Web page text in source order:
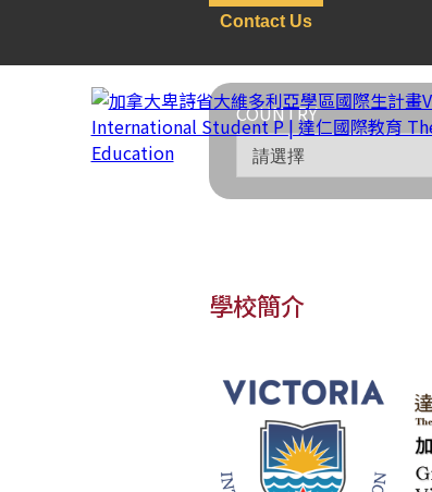
Contact Us
加拿大 >公立中/小學
加拿大卑詩省大維
COUNTRY
學校簡介